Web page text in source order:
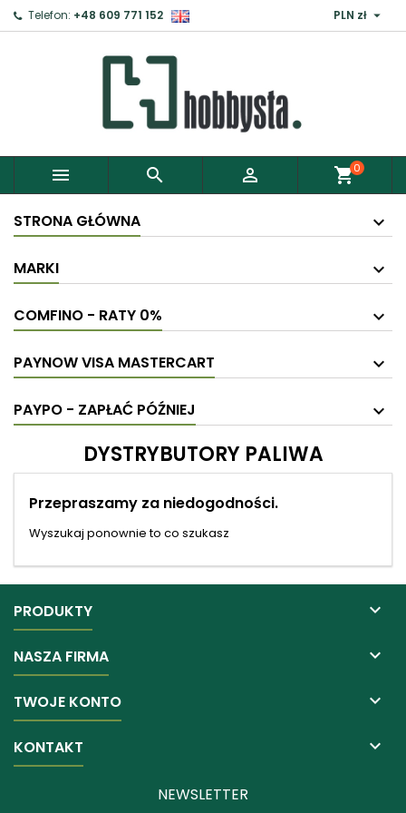
Telefon: +48 609 771 152 PLN zł 
   shopping_cart0
STRONA GŁÓWNA
MARKI
COMFINO - RATY 0%
PAYNOW VISA MASTERCART
PAYPO - ZAPŁAĆ PÓŹNIEJ
DYSTRYBUTORY PALIWA
Przepraszamy za niedogodności.
Wyszukaj ponownie to co szukasz
PRODUKTY 
NASZA FIRMA 
TWOJE KONTO 
KONTAKT 
NEWSLETTER
Zaloguj ×
Aby zapisać produkty do Schowka, musisz się
Anuluj Zaloguj